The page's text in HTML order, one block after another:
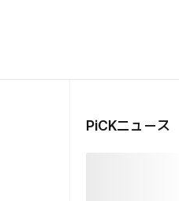
PiCKニュース